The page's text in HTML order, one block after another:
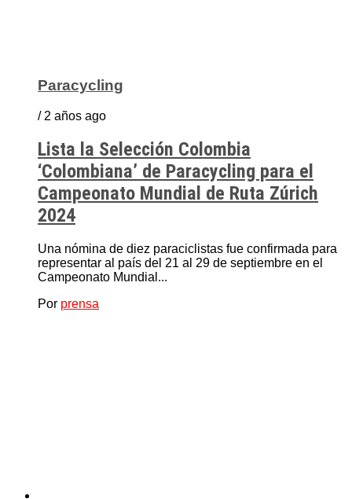
Paracycling
/ 2 años ago
Lista la Selección Colombia
‘Colombiana’ de Paracycling para el
Campeonato Mundial de Ruta Zúrich
2024
Una nómina de diez paraciclistas fue confirmada para
representar al país del 21 al 29 de septiembre en el
Campeonato Mundial...
Por prensa